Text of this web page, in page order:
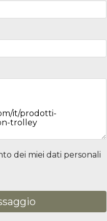
dei miei dati personali